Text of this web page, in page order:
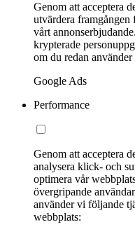
Genom att acceptera
utvärdera
vårt
krypterade
om du redan använder
Google Ads
Performance
Genom att acceptera
analysera klick- och
optimera vår
övergripande
använder vi följande
webbplats: